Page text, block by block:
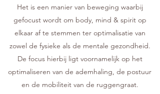
Het is een manier van beweging waarbij
gefocust wordt om body, mind & spirit op
elkaar af te stemmen ter optimalisatie van
zowel de fysieke als de mentale gezondheid.
De focus hierbij ligt voornamelijk op het
optimaliseren van de ademhaling, de postuur
en de mobiliteit van de ruggengraat.